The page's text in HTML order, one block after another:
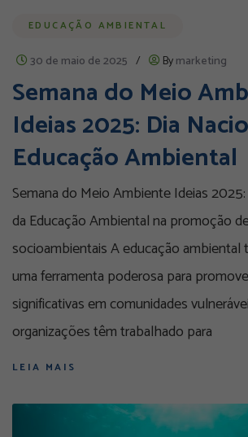
EDUCAÇÃO AMBIENTAL
30 de maio de 2025 / Bymarketing
Semana do Meio
Ideias 2025: Dia
Educação Ambiental
Semana do Meio Ambiente Ideias
da Educação Ambiental na promoção
socioambientais A educação
uma ferramenta poderosa para
significativas em comunidades
organizações têm trabalhado para
LEIA MAIS